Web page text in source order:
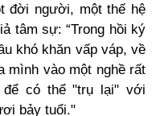
đời người, một thế hệ
tâm sự: “Trong hồi ký
khó khăn vấp váp, về
mình vào một nghề rất
để có thể "trụ lại" với
bảy tuổi."